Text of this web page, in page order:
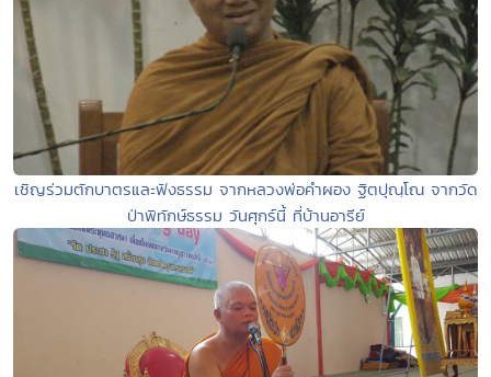
เชิญร่วมตักบาตรและฟังธรรม จากหลวงพ่อคำผอง ฐิตปุณฺโณ จากวัด
ป่าพิทักษ์ธรรม วันศุกร์นี้ ที่บ้านอารีย์